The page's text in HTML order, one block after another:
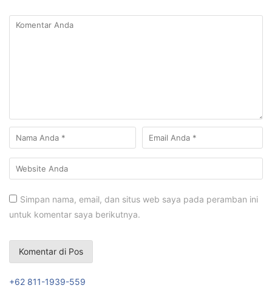
Simpan nama, email, dan situs web saya pada peramban ini
untuk komentar saya berikutnya.
+62 811-1939-559